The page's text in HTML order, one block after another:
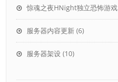
惊魂之夜HNight独立恐怖游戏
服务器内容更新 (6)
服务器架设 (10)